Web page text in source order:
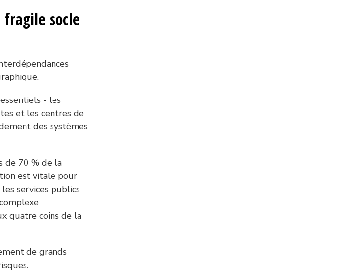
socle
- les
et les centres de
des systèmes
de 70 % de la
est vitale pour
services publics
quatre coins de la
de grands